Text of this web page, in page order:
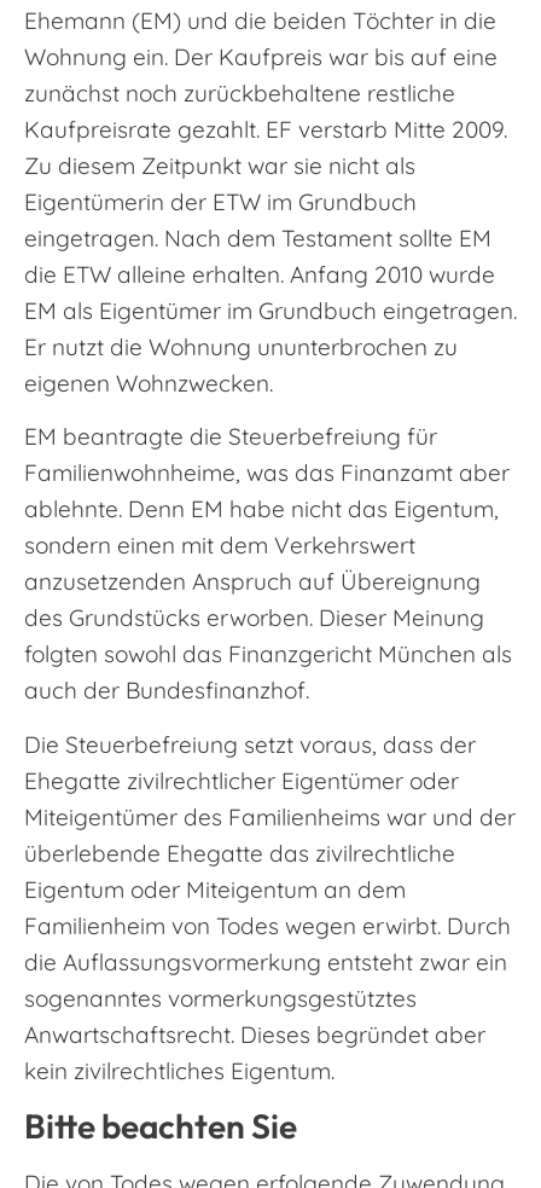
Ehemann (EM) und die beiden Töchter in die
Wohnung ein. Der Kaufpreis war bis auf eine
zunächst noch zurückbehaltene restliche
Kaufpreisrate gezahlt. EF verstarb Mitte 2009.
Zu diesem Zeitpunkt war sie nicht als
Eigentümerin der ETW im Grundbuch
eingetragen. Nach dem Testament sollte EM
die ETW alleine erhalten. Anfang 2010 wurde
EM als Eigentümer im Grundbuch eingetragen.
Er nutzt die Wohnung ununterbrochen zu
eigenen Wohnzwecken.
EM beantragte die Steuerbefreiung für
Familienwohnheime, was das Finanzamt aber
ablehnte. Denn EM habe nicht das Eigentum,
sondern einen mit dem Verkehrswert
anzusetzenden Anspruch auf Übereignung
des Grundstücks erworben. Dieser Meinung
folgten sowohl das Finanzgericht München als
auch der Bundesfinanzhof.
Die Steuerbefreiung setzt voraus, dass der
Ehegatte zivilrechtlicher Eigentümer oder
Miteigentümer des Familienheims war und der
überlebende Ehegatte das zivilrechtliche
Eigentum oder Miteigentum an dem
Familienheim von Todes wegen erwirbt. Durch
die Auflassungsvormerkung entsteht zwar ein
sogenanntes vormerkungsgestütztes
Anwartschaftsrecht. Dieses begründet aber
kein zivilrechtliches Eigentum.
Bitte beachten Sie